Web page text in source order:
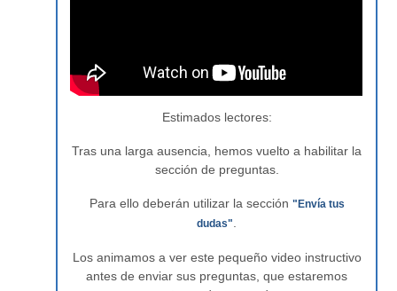
Estimados lectores:
Tras una larga ausencia, hemos vuelto a habilitar la
sección de preguntas.
Para ello deberán utilizar la sección "Envía tus
dudas"
Los animamos a ver este pequeño video instructivo
antes de enviar sus preguntas, que estaremos